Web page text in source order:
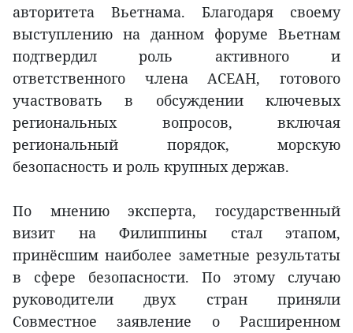
авторитета Вьетнама. Благодаря своему
выступлению на данном форуме Вьетнам
подтвердил роль активного и
ответственного члена АСЕАН, готового
участвовать в обсуждении ключевых
региональных вопросов, включая
региональный порядок, морскую
безопасность и роль крупных держав.
По мнению эксперта, государственный
визит на Филиппины стал этапом,
принёсшим наиболее заметные результаты
в сфере безопасности. По этому случаю
руководители двух стран приняли
Совместное заявление о Расширенном